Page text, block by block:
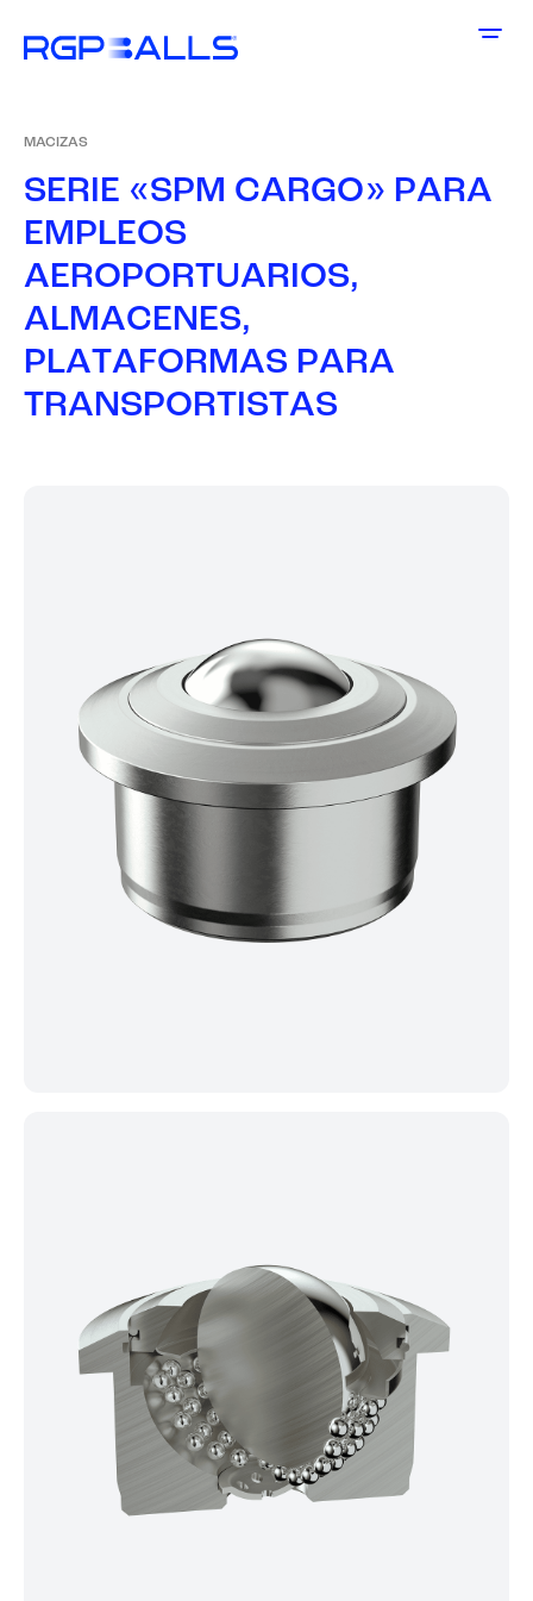
MACIZAS
SERIE «SPM CARGO» PARA
EMPLEOS
AEROPORTUARIOS,
ALMACENES,
PLATAFORMAS PARA
TRANSPORTISTAS